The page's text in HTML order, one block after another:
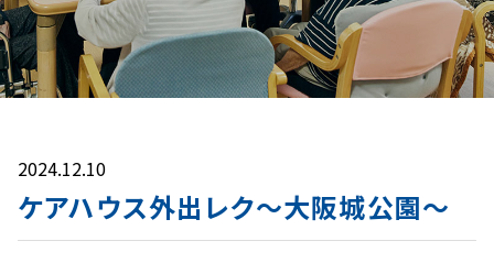
2024.12.10
ケアハウス外出レク～大阪城公園～